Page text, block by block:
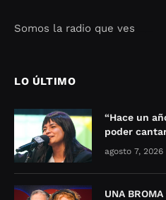
Somos la radio que ves
LO ÚLTIMO
“Hace un
poder
agosto 7, 2026
UNA